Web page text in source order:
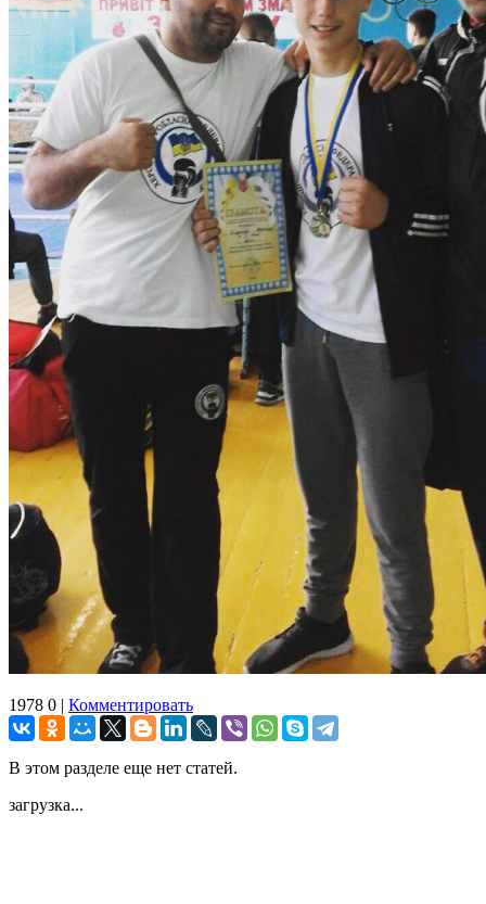
1978 0 | Комментировать
В этом разделе еще нет статей.
загрузка...